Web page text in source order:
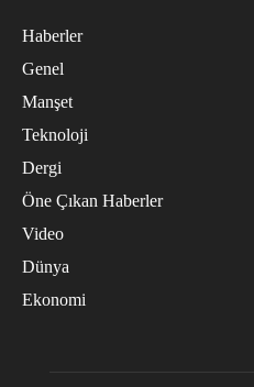
Haberler
Genel
Manşet
Teknoloji
Dergi
Öne Çıkan Haberler
Video
Dünya
Ekonomi